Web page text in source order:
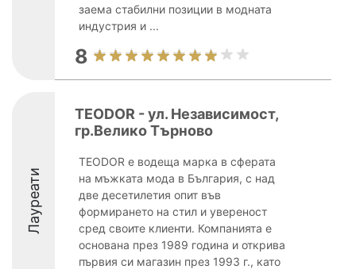
заема стабилни позиции в модната
индустрия и ...
8
Лауреати
TEODOR - ул. Независимост,
гр.Велико Търново
TEODOR е водеща марка в сферата
на мъжката мода в България, с над
две десетилетия опит във
формирането на стил и увереност
сред своите клиенти. Компанията е
основана през 1989 година и открива
първия си магазин през 1993 г., като